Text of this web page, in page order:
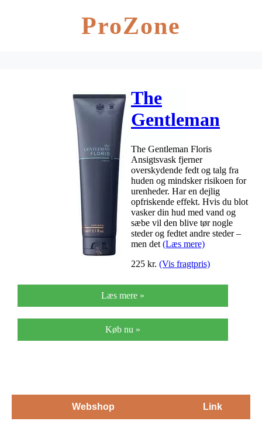
ProZone
The
Gentleman
Floris
Ansigtsvask –
150 ml
The Gentleman Floris
Ansigtsvask fjerner
overskydende fedt og talg fra
huden og mindsker risikoen for
urenheder. Har en dejlig
opfriskende effekt. Hvis du blot
vasker din hud med vand og
sæbe vil den blive tør nogle
steder og fedtet andre steder –
men det (Læs mere)
225 kr. (Vis fragtpris)
Læs mere »
Køb nu »
Webshop Link